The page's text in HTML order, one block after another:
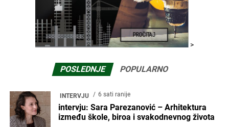
>
POSLEDNJE POPULARNO
INTERVJU 6 sati ranije
intervju: Sara Parezanović – Arhitektura
između škole, biroa i svakodnevnog života